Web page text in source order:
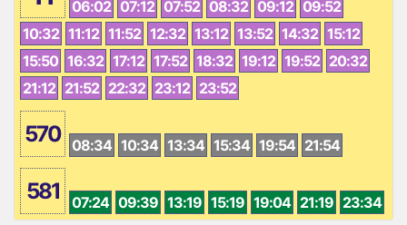
06:02 07:12 07:52 08:32 09:12 09:52
10:32 11:12 11:52 12:32 13:12 13:52 14:32 15:12
15:50 16:32 17:12 17:52 18:32 19:12 19:52 20:32
21:12 21:52 22:32 23:12 23:52
570 08:34 10:34 13:34 15:34 19:54 21:54
581 07:24 09:39 13:19 15:19 19:04 21:19 23:34